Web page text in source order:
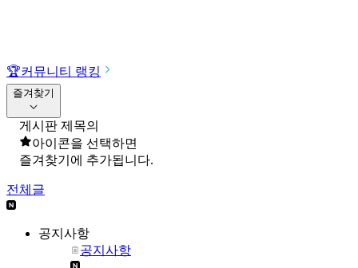
🏆커뮤니티 랭킹
즐겨찾기
게시판 제목의
아이콘을 선택하면
즐겨찾기에 추가됩니다.
전체글
공지사항
공지사항